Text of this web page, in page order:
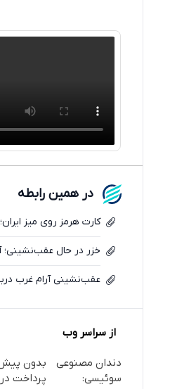
در همین رابطه
کارت هرمز روی میز
خزر در حال عقب‌نشینی؛
عقب‌نشینی آرام غرب
از سراسر وب
دندان مصنوعی
سوئیسی:
بدون